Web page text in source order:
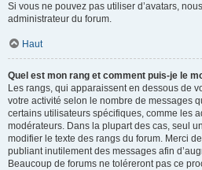
Si vous ne pouvez pas utiliser d’avatars,
administrateur du forum.
Haut
Quel est mon rang et comment puis-je le
Les rangs, qui apparaissent en dessous de
votre activité selon le nombre de messages
certains utilisateurs spécifiques, comme les
modérateurs. Dans la plupart des cas, seul
modifier le texte des rangs du forum. Merci
publiant inutilement des messages afin
Beaucoup de forums ne toléreront pas ce